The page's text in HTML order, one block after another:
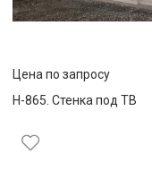
Цена по запросу
Н-865. Стенка под ТВ